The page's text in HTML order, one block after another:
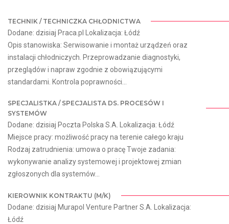
TECHNIK / TECHNICZKA CHŁODNICTWA
Dodane: dzisiaj Praca.pl Lokalizacja: Łódź
Opis stanowiska: Serwisowanie i montaż urządzeń oraz
instalacji chłodniczych. Przeprowadzanie diagnostyki,
przeglądów i napraw zgodnie z obowiązującymi
standardami. Kontrola poprawności...
SPECJALISTKA / SPECJALISTA DS. PROCESÓW I
SYSTEMÓW
Dodane: dzisiaj Poczta Polska S.A. Lokalizacja: Łódź
Miejsce pracy: możliwość pracy na terenie całego kraju
Rodzaj zatrudnienia: umowa o pracę Twoje zadania:
wykonywanie analizy systemowej i projektowej zmian
zgłoszonych dla systemów...
KIEROWNIK KONTRAKTU (M/K)
Dodane: dzisiaj Murapol Venture Partner S.A. Lokalizacja:
Łódź